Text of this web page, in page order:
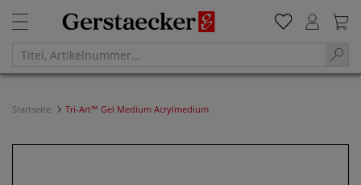
Startseite Tri-Art™ Gel Medium Acrylmedium